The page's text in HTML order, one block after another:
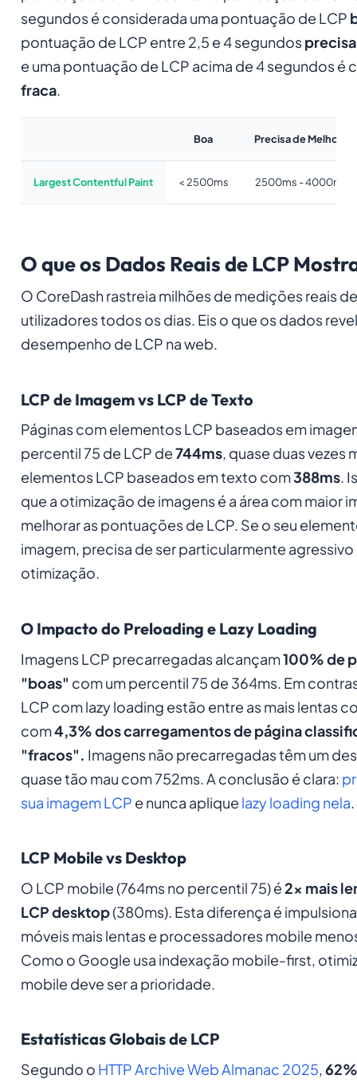
segundos é considerada uma pontuação de LCP
pontuação de LCP entre 2,5 e 4 segundos
e uma pontuação de LCP acima de 4 segundos é
fraca.
Boa Precisa de Melhoria
Largest Contentful Paint < 2500ms 2500ms - 4000ms
O que os Dados Reais de LCP
O CoreDash rastreia milhões de medições reais
utilizadores todos os dias. Eis o que os dados
desempenho de LCP na web.
LCP de Imagem vs LCP de Texto
Páginas com elementos LCP baseados em
percentil 75 de LCP de744ms, quase duas vezes
elementos LCP baseados em texto com388ms.
que a otimização de imagens é a área com maior
melhorar as pontuações de LCP. Se o seu
imagem, precisa de ser particularmente agressivo
otimização.
O Impacto do Preloading e Lazy Loading
Imagens LCP precarregadas alcançam100% de
"boas" com um percentil 75 de 364ms. Em
LCP com lazy loading estão entre as mais lentas
com4,3% dos carregamentos de página
"fracos". Imagens não precarregadas têm um
quase tão mau com 752ms. A conclusão é clara:
sua imagem LCP e nunca aplique lazy loading nela.
LCP Mobile vs Desktop
O LCP mobile (764ms no percentil 75) é2x mais
LCP desktop(380ms). Esta diferença é
móveis mais lentas e processadores mobile
Como o Google usa indexação mobile-first,
mobile deve ser a prioridade.
Estatísticas Globais de LCP
Segundo o HTTP Archive Web Almanac 2025,